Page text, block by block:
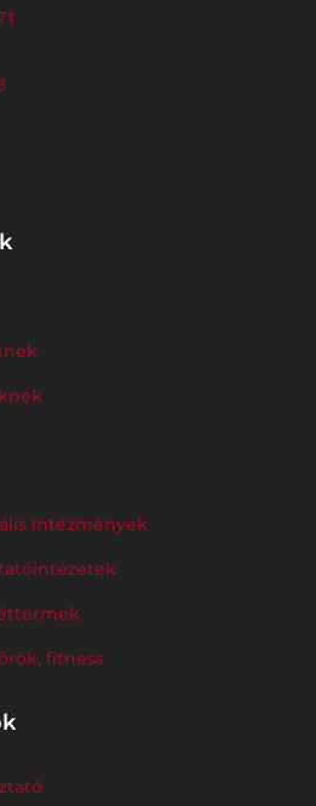
intézmények
fitness